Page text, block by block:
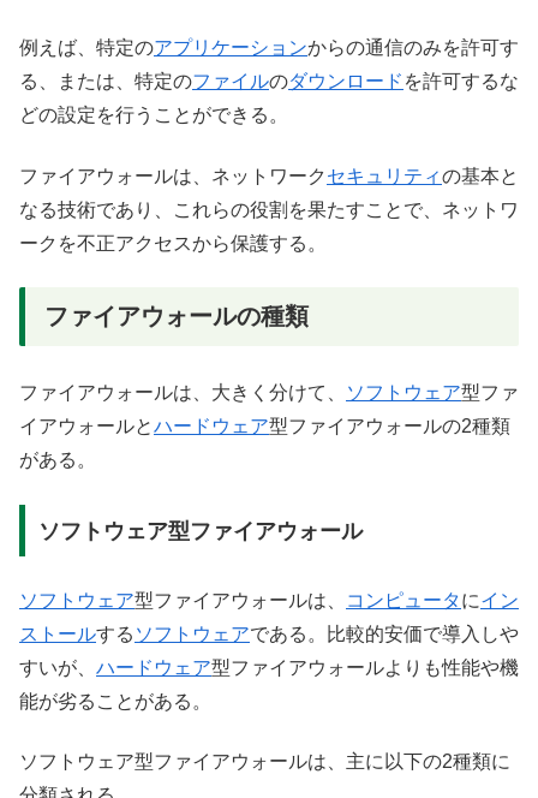
例えば、特定のアプリケーションからの通信のみを許可す
る、または、特定のファイルのダウンロード を許可するな
どの設定を行うことができる。
ファイアウォールは、ネットワーク セキュリティの基本と
なる技術であり、これらの役割を果たすことで、ネットワ
ークを不正アクセスから保護する。
ファイアウォールの種類
ファイアウォールは、大きく分けて、 ソフトウェア型ファ
イアウォールとハードウェア型ファイアウォールの2種類
がある。
ソフトウェア型ファイアウォール
ソフトウェア型ファイアウォールは、 コンピュータにイン
ストールする ソフトウェアである。比較的安価で導入しや
すいが、 ハードウェア型ファイアウォールよりも性能や機
能が劣ることがある。
ソフトウェア型ファイアウォールは、主に以下の2種類に